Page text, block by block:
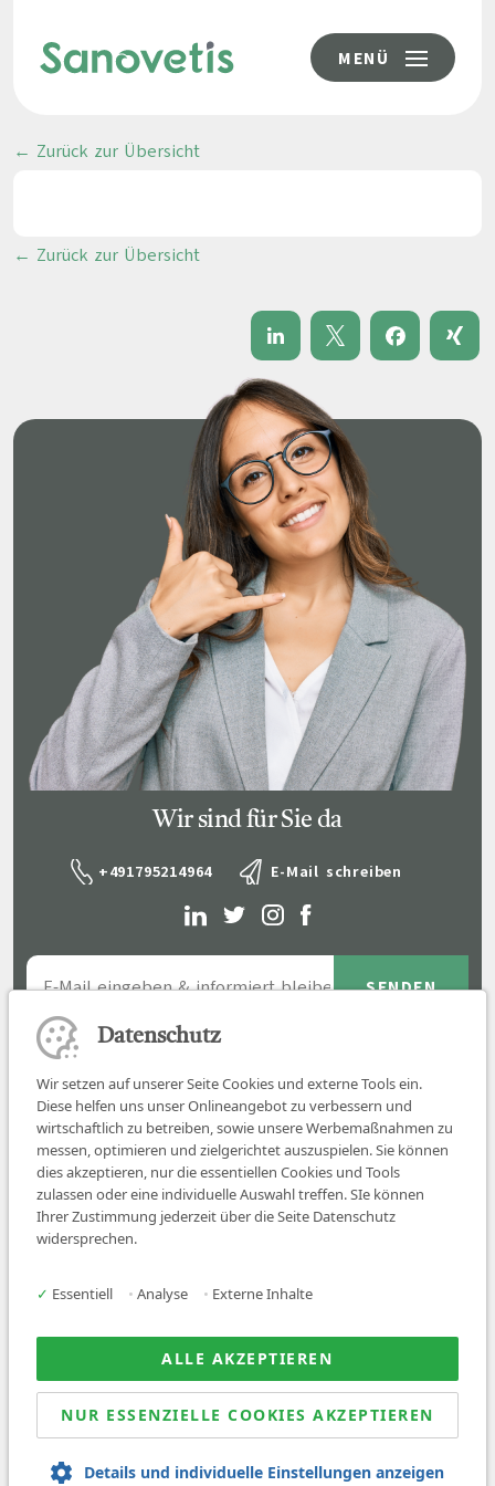
MENÜ
← Zurück zur Übersicht
← Zurück zur Übersicht
Wir sind für Sie da
+491795214964 E-Mail schreiben
Job finden
Über uns
News
© 2026 Sanovetis. All rights reserved.
Datenschutz
Wir setzen auf unserer Seite Cookies und externe Tools ein.
Diese helfen uns unser Onlineangebot zu verbessern und
wirtschaftlich zu betreiben, sowie unsere Werbemaßnahmen zu
messen, optimieren und zielgerichtet auszuspielen. Sie können
dies akzeptieren, nur die essentiellen Cookies und Tools
zulassen oder eine individuelle Auswahl treffen. SIe können
Ihrer Zustimmung jederzeit über die Seite Datenschutz
widersprechen.
✓ Essentiell • Analyse • Externe Inhalte
ALLE AKZEPTIEREN
NUR ESSENZIELLE COOKIES AKZEPTIEREN
Details und individuelle Einstellungen anzeigen